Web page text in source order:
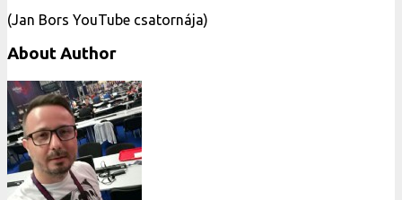
(Jan Bors YouTube csatornája)
About Author